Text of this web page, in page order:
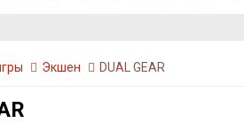
Экшен DUAL GEAR